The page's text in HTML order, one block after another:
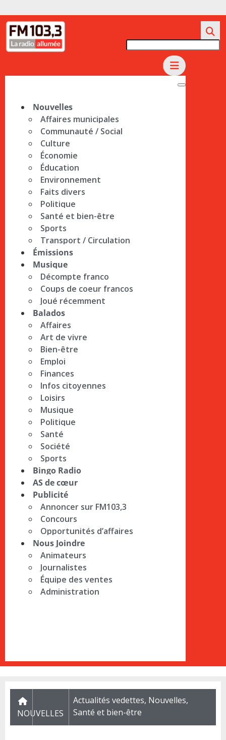
Nouvelles
Affaires municipales
Communauté / Social
Culture
Économie
Éducation
Environnement
Faits divers
Politique
Santé et bien-être
Sports
Transport / Circulation
Émissions
Musique
Décompte franco
Coups de coeur francos
Joué récemment
Balados
Affaires
Art de vivre
Bien-être
Emploi
Finances
Infos citoyennes
Loisirs
Musique
Politique
Santé
Société
Sports
Bingo Radio
AS de cœur
Publicité
Annoncer sur FM103,3
Concours
Opportunités d’affaires
Nous Joindre
Animateurs
Journalistes
Équipe des ventes
Administration
NOUVELLES
Actualités vedettes, Nouvelles,
Santé et bien-être